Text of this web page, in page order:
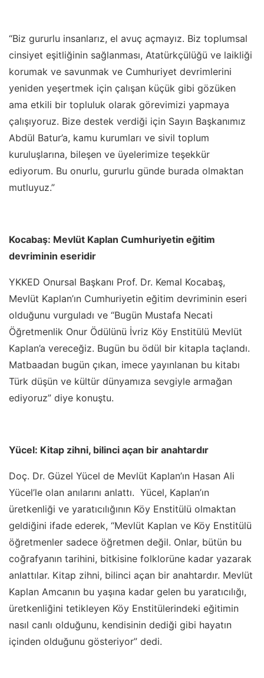
“Biz gururlu insanlarız, el avuç açmayız. Biz toplumsal
cinsiyet eşitliğinin sağlanması, Atatürkçülüğü ve laikliği
korumak ve savunmak ve Cumhuriyet devrimlerini
yeniden yeşertmek için çalışan küçük gibi gözüken
ama etkili bir topluluk olarak görevimizi yapmaya
çalışıyoruz. Bize destek verdiği için Sayın Başkanımız
Abdül Batur’a, kamu kurumları ve sivil toplum
kuruluşlarına, bileşen ve üyelerimize teşekkür
ediyorum. Bu onurlu, gururlu günde burada olmaktan
mutluyuz.”
Kocabaş: Mevlüt Kaplan Cumhuriyetin eğitim
devriminin eseridir
YKKED Onursal Başkanı Prof. Dr. Kemal Kocabaş,
Mevlüt Kaplan’ın Cumhuriyetin eğitim devriminin eseri
olduğunu vurguladı ve “Bugün Mustafa Necati
Öğretmenlik Onur Ödülünü İvriz Köy Enstitülü Mevlüt
Kaplan’a vereceğiz. Bugün bu ödül bir kitapla taçlandı.
Matbaadan bugün çıkan, imece yayınlanan bu kitabı
Türk düşün ve kültür dünyamıza sevgiyle armağan
ediyoruz” diye konuştu.
Yücel: Kitap zihni, bilinci açan bir anahtardır
Doç. Dr. Güzel Yücel de Mevlüt Kaplan’ın Hasan Ali
Yücel’le olan anılarını anlattı. Yücel, Kaplan’ın
üretkenliği ve yaratıcılığının Köy Enstitülü olmaktan
geldiğini ifade ederek, “Mevlüt Kaplan ve Köy Enstitülü
öğretmenler sadece öğretmen değil. Onlar, bütün bu
coğrafyanın tarihini, bitkisine folklorüne kadar yazarak
anlattılar. Kitap zihni, bilinci açan bir anahtardır. Mevlüt
Kaplan Amcanın bu yaşına kadar gelen bu yaratıcılığı,
üretkenliğini tetikleyen Köy Enstitülerindeki eğitimin
nasıl canlı olduğunu, kendisinin dediği gibi hayatın
içinden olduğunu gösteriyor” dedi.